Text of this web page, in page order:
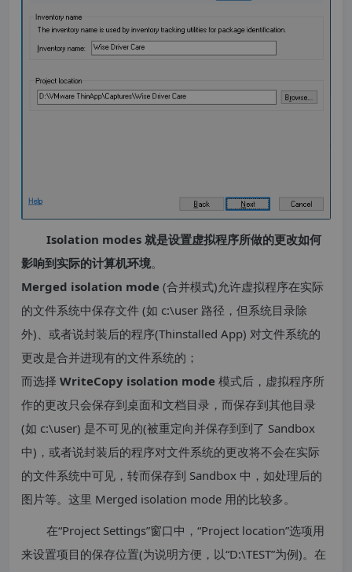
Isolation modes 就是设置虚拟程序所做的更改如何
影响到实际的计算机环境。
Merged isolation mode (合并模式)允许虚拟程序在实际
的文件系统中保存文件 (如 c:\user 路径，但系统目录除
外)、或者说封装后的程序(Thinstalled App) 对文件系统的
更改是合并进现有的文件系统的；
而选择 WriteCopy isolation mode 模式后，虚拟程序所
作的更改只会保存到桌面和文档目录，而保存到其他目录
(如 c:\user) 是不可见的(被重定向并保存到到了 Sandbox
中)，或者说封装后的程序对文件系统的更改将不会在实际
的文件系统中可见，转而保存到 Sandbox 中，如处理后的
图片等。这里 Merged isolation mode 用的比较多。
在“Project Settings”窗口中，“Project location”选项用
来设置项目的保存位置(为说明方便，以“D:\TEST”为例)。在